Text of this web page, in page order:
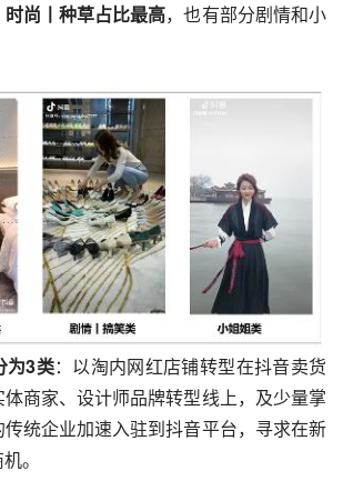
尚丨种草占比最高，也有部分剧情和小
为3类：以淘内网红店铺转型在抖音卖货
商家、设计师品牌转型线上，及少量掌
统企业加速入驻到抖音平台，寻求在新
。